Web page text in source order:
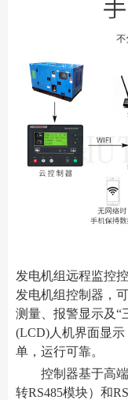
发电机组远程监控
发电机组控制器，
测量、报警显示及“
(LCD)人机界面显
单，运行可靠。
控制器基于高端
转RS485模块）和